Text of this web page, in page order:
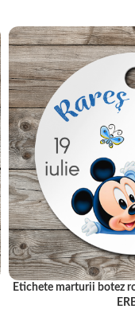
Etichete marturii botez